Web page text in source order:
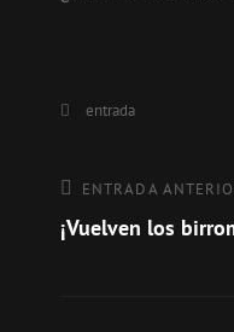
Categorías
entrada
Navegación
de
Entrada
anterior
ENTRADA
¡Vuelven los